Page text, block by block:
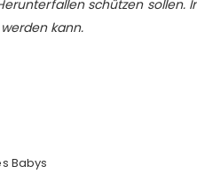
schützen sollen.
kann.
Babys